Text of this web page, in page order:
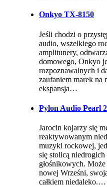
Onkyo TX-8150
Jeśli chodzi o
audio, wszelkiego
amplitunery,
domowego, Onkyo
rozpoznawalnych i
zaufaniem marek na
ekspansja…
Pylon Audio Pearl
Jarocin kojarzy się
reaktywowanym
muzyki rockowej,
się stolicą
głośnikowych.
nowej Wrześni,
całkiem niedaleko.…